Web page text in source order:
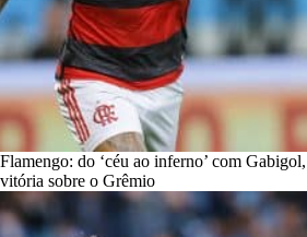
Flamengo: do ‘céu ao inferno’ com
vitória sobre o Grêmio